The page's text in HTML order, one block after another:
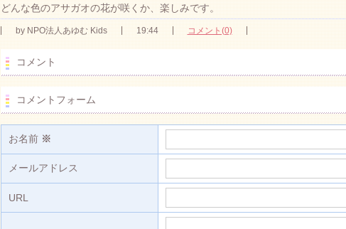
どんな色のアサガオの花が咲くか、楽しみです。
byNPO法人あゆむ Kids 19:44 コメント(0)
コメント
コメントフォーム
お名前 ※
メールアドレス
URL